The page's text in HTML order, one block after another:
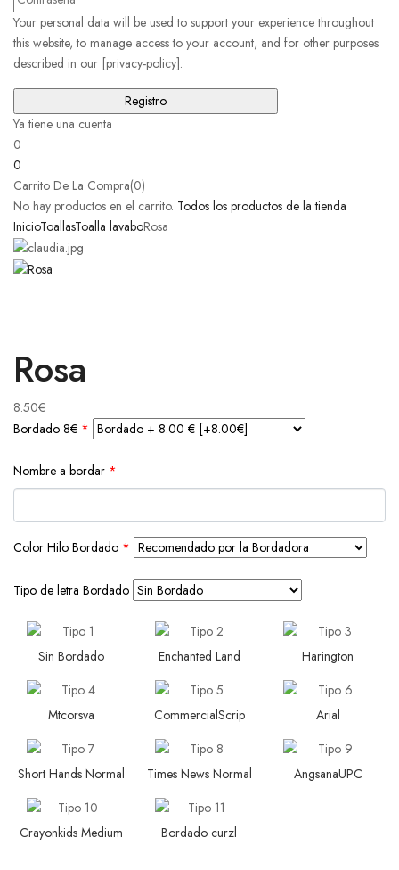
Your personal data will be used to support your experience throughout
this website, to manage access to your account, and for other purposes
described in our [privacy-policy].
Ya tiene una cuenta
0
0
Carrito De La Compra(0)
No hay productos en el carrito. Todos los productos de la tienda
InicioToallasToalla lavaboRosa
Rosa
8.50€
Bordado 8€ *
Nombre a bordar *
Color Hilo Bordado *
Tipo de letra Bordado
Sin Bordado Enchanted Land Harington
Mtcorsva CommercialScrip Arial
Short Hands Normal Times News Normal AngsanaUPC
Crayonkids Medium Bordado curzl